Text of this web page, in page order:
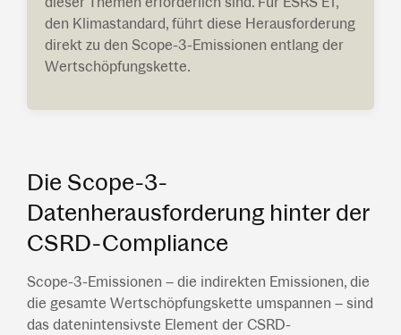
den Klimastandard, führt diese Herausforderung
direkt zu den Scope-3-Emissionen entlang der
Wertschöpfungskette.
Die Scope-3-
Datenherausforderung hinter der
CSRD-Compliance
Scope-3-Emissionen – die indirekten Emissionen, die
die gesamte Wertschöpfungskette umspannen – sind
das datenintensivste Element der CSRD-